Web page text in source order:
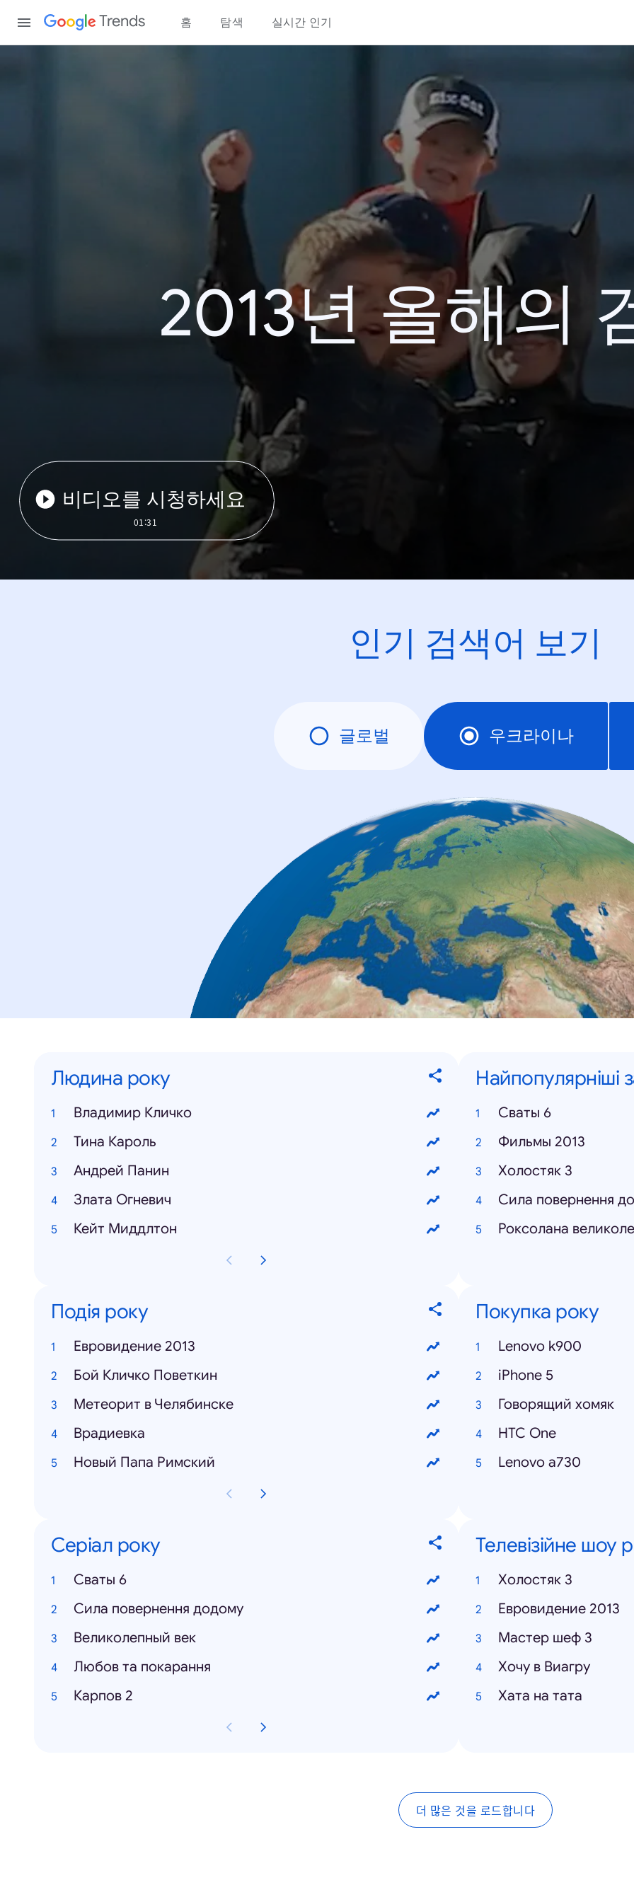
Trends 홈 탐색 실시간 인기
2013년 올해의
비디오를 시청하세요
01:31
인기 검색어 보기
글로벌 우크라이나
Людина року
Владимир Кличко
Тина Кароль
Андрей Панин
Злата Огневич
Кейт Миддлтон
Найпопулярніші
Сваты 6
Фильмы 2013
Холостяк 3
Сила повернення
Роксолана
Подія року
Евровидение 2013
Бой Кличко Поветкин
Метеорит в Челябинске
Врадиевка
Новый Папа Римский
Покупка року
Lenovo k900
iPhone 5
Говорящий хомяк
HTC One
Lenovo a730
Серіал року
Cваты 6
Сила повернення додому
Великолепный век
Любов та покарання
Карпов 2
Телевізійне шоу
Холостяк 3
Евровидение 2013
Мастер шеф 3
Хочу в Виагру
Хата на тата
더 많은 것을 로드합니다